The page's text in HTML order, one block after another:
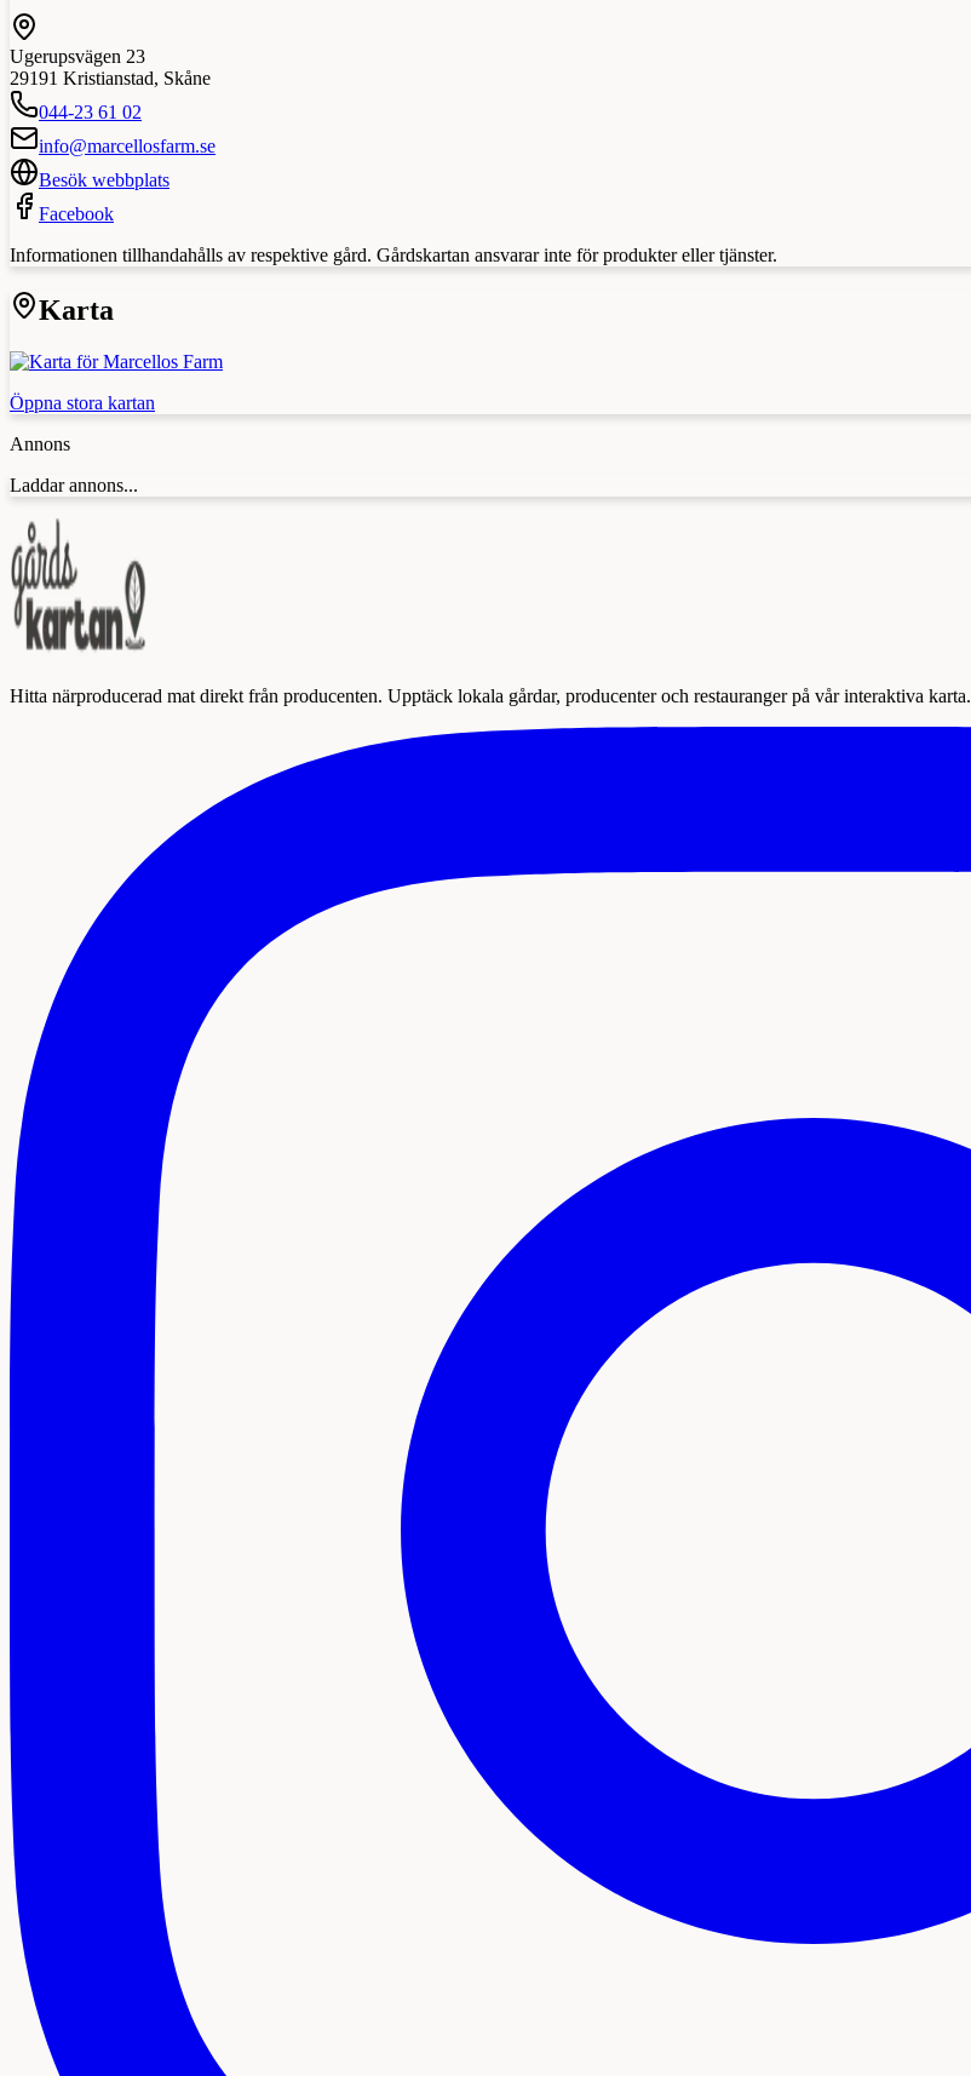
Ugerupsvägen 23
29191 Kristianstad, Skåne
044-23 61 02
info@marcellosfarm.se
Besök webbplats
Facebook
Informationen tillhandahålls av respektive gård. Gårdskartan ansvarar inte för produkter eller tjänster.
Karta
Öppna stora kartan
Annons
Laddar annons...
Hitta närproducerad mat direkt från producenten. Upptäck lokala gårdar, producenter och restauranger på vår interaktiva karta.